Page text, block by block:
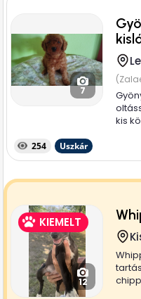
7
kis
254 Uszkár
KIEMELT
12